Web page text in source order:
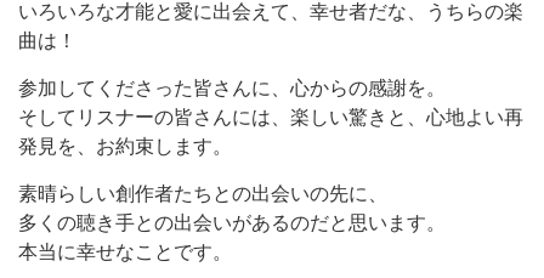
いろいろな才能と愛に出会えて、幸せ者だな、うちらの楽
曲は！
参加してくださった皆さんに、心からの感謝を。
そしてリスナーの皆さんには、楽しい驚きと、心地よい再
発見を、お約束します。
素晴らしい創作者たちとの出会いの先に、
多くの聴き手との出会いがあるのだと思います。
本当に幸せなことです。